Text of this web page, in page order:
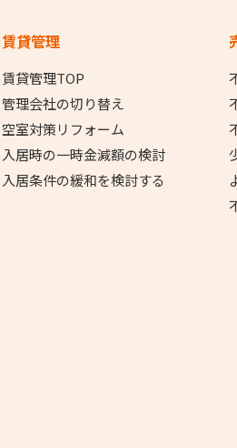
賃貸管理
賃貸管理TOP
管理会社の切り替え
空室対策リフォーム
入居時の一時金減額の検討
入居条件の緩和を検討する